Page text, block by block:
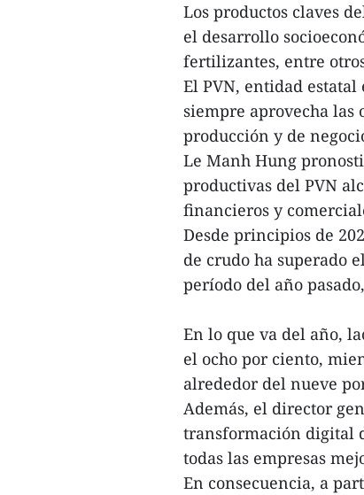
Los productos claves
el desarrollo
fertilizantes, entre
El PVN, entidad
siempre aprovecha las
producción y de
Le Manh Hung
productivas del PVN
financieros y
Desde principios de
de crudo ha superado
período del año
En lo que va del año,
el ocho por ciento,
alrededor del nueve
Además, el director
transformación digital
todas las empresas
En consecuencia, a